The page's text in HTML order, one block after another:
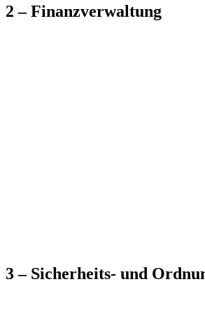
2 – Finanzverwaltung
3 – Sicherheits- und